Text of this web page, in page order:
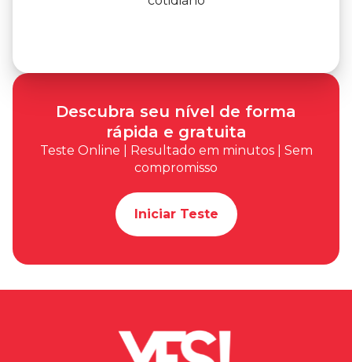
Descubra seu nível de forma
rápida e gratuita
Teste Online | Resultado em minutos | Sem
compromisso
Iniciar Teste